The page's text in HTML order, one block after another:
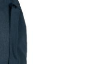
og Sandnes -
gate 6, 4005 Stavanger